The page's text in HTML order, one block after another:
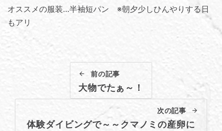
オススメの服装…半袖短パン ※朝夕少しひんやりする日
もアリ
前の記事
大物でたぁ～！
次の記事
体験ダイビングで～～クマノミの産卵に